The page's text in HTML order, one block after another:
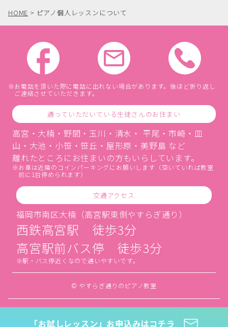
HOME > ピアノ個人レッスンについて
お電話を頂いた際に電話に出れない場合があります。後ほど折り返し
ご連絡させていただきます。
通っていただいている生徒さんのお住まい
高宮・大楠・野間・玉川・清水・ 平尾・市崎・皿
山・大池・小笹・笹丘・屋形原・美野島 など
離れたところにお住まいの方もいらしています。
お車は近隣のコインパーキングにお願いします（空いていれば教室
前に1台停められます）
交通アクセス
福岡市南区大楠（高宮駅東側やすらぎ通り）
西鉄高宮駅 徒歩3分
高宮駅前バス停 徒歩3分
駅・バス停近くなので通いやすいです。
© やすらぎ通りのピアノ教室
「お試しレッスン」お申込みはコチラ